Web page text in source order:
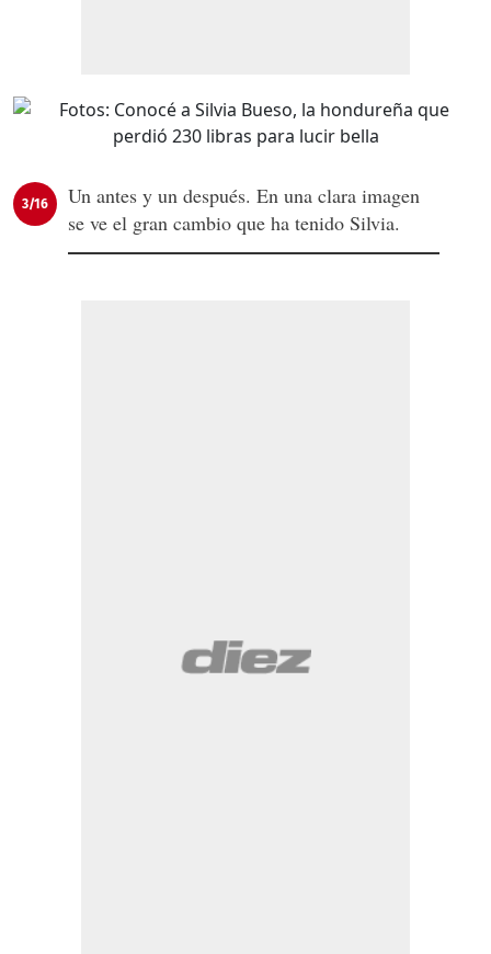
3/16
Un antes y un después. En una clara imagen
se ve el gran cambio que ha tenido Silvia.